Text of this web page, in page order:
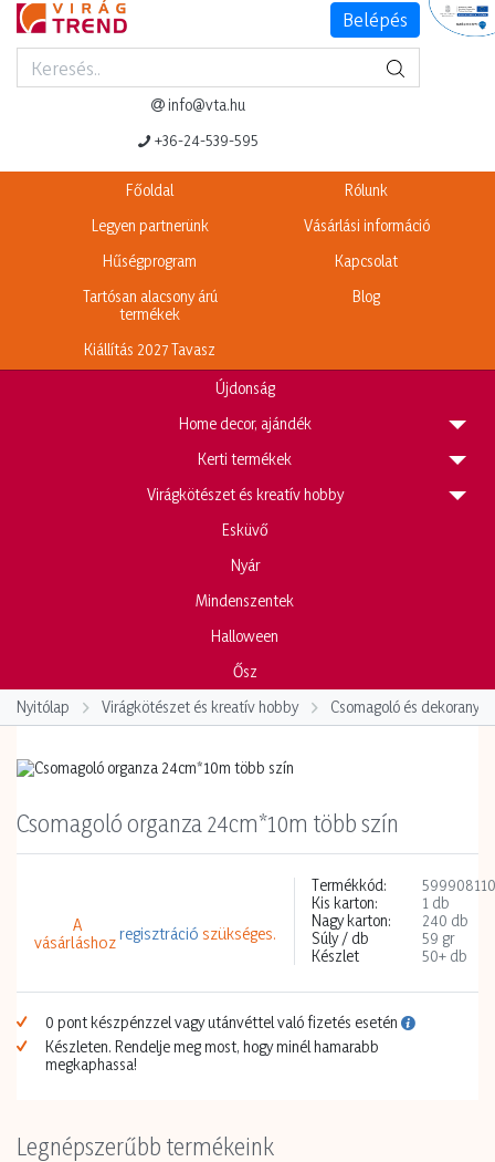
info@vta.hu
+36-24-539-595
Belépés
Főoldal
Rólunk
Legyen partnerünk
Vásárlási információ
Hűségprogram
Kapcsolat
Tartósan alacsony árú
termékek
Blog
Kiállítás 2027 Tavasz
Újdonság
Home decor, ajándék
Kerti termékek
Virágkötészet és kreatív hobby
Esküvő
Nyár
Mindenszentek
Halloween
Ősz
Nyitólap
Virágkötészet és kreatív hobby Csomagoló és
Csomagoló organza 24cm*10m több szín
A
vásárláshozregisztráció szükséges.
Termékkód:
Kis karton:
1 db
Nagy karton:
240 db
Súly / db
59 gr
Készlet
50+ db
0 pont készpénzzel vagy utánvéttel való fizetés esetén
Készleten. Rendelje meg most, hogy minél hamarabb
megkaphassa!
Legnépszerűbb termékeink
Termék adatlap Legnépszerűbb termékeink